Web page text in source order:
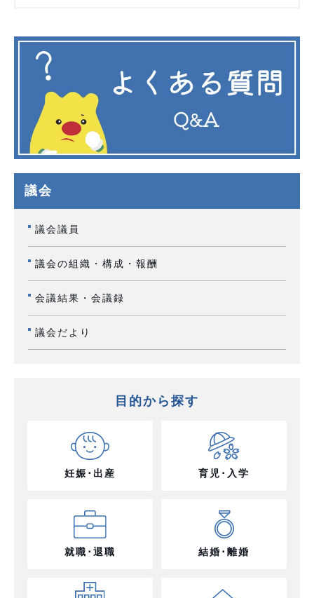
議会
議会議員
議会の組織・構成・報酬
会議結果・会議録
議会だより
目的から探す
妊娠･出産 育児･入学
就職･退職 結婚･離婚